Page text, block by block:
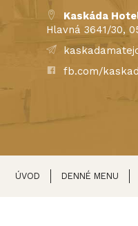
Kaskáda
Hlavná 3641/30,
fb.com/
ÚVOD DENNÉ MENU